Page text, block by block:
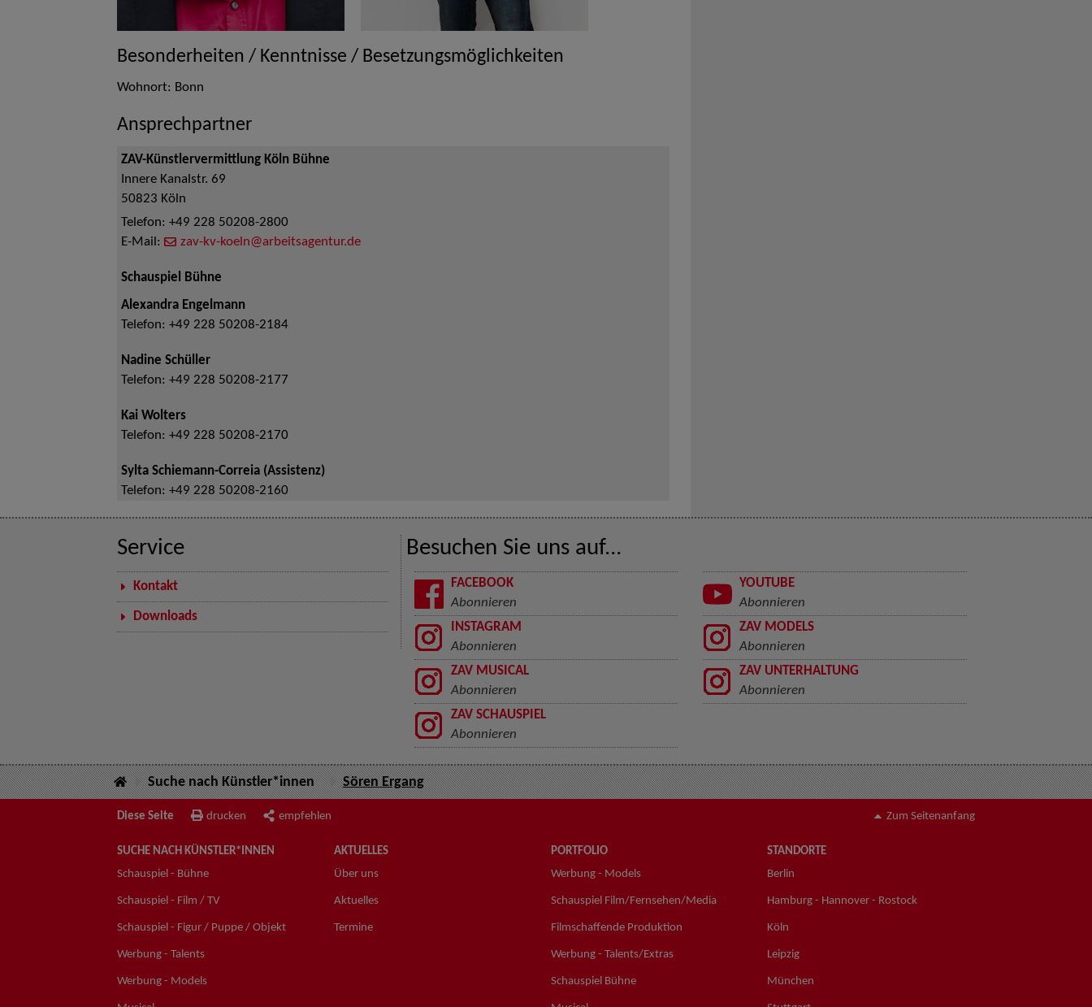
Besonderheiten / Kenntnisse / Besetzungsmöglichkeiten
Wohnort: Bonn
Ansprechpartner
ZAV-Künstlervermittlung Köln Bühne
Innere Kanalstr. 69
50823 Köln
Telefon: +49 228 50208-2800
E-Mail:
zav-kv-koeln@arbeitsagentur.de
Schauspiel Bühne
Alexandra Engelmann
Telefon: +49 228 50208-2184
Nadine Schüller
Telefon: +49 228 50208-2177
Kai Wolters
Telefon: +49 228 50208-2170
Sylta Schiemann-Correia (Assistenz)
Telefon: +49 228 50208-2160
Service
Kontakt
Downloads
Besuchen Sie uns auf...
FACEBOOK
Abonnieren
YOUTUBE
Abonnieren
INSTAGRAM
Abonnieren
ZAV MODELS
Abonnieren
ZAV MUSICAL
Abonnieren
ZAV UNTERHALTUNG
Abonnieren
ZAV SCHAUSPIEL
Abonnieren
Suche nach Künstler*innen Sören Ergang
Diese Seite drucken empfehlen Zum Seitenanfang
SUCHE NACH KÜNSTLER*INNEN
Schauspiel - Bühne
Schauspiel - Film / TV
Schauspiel - Figur / Puppe / Objekt
Werbung - Talents
Werbung - Models
AKTUELLES
Über uns
Aktuelles
Termine
PORTFOLIO
Werbung - Models
Schauspiel Film/Fernsehen/Media
Filmschaffende Produktion
Werbung - Talents/Extras
Schauspiel Bühne
STANDORTE
Berlin
Hamburg - Hannover - Rostock
Köln
Leipzig
München